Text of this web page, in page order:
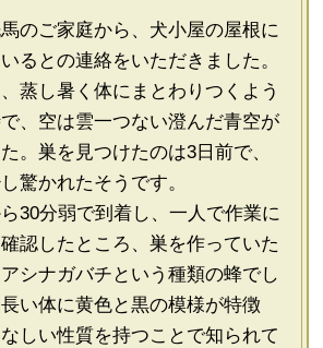
のご家庭から、犬小屋の屋根に
るとの連絡をいただきました。
蒸し暑く体にまとわりつくよう
、空は雲一つない澄んだ青空が
。巣を見つけたのは3日前で、
驚かれたそうです。
30分弱で到着し、一人で作業に
認したところ、巣を作っていた
シナガバチという種類の蜂でし
い体に黄色と黒の模様が特徴
しい性質を持つことで知られて